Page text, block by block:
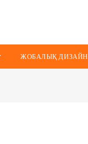
ЖОБАЛЫҚ ДИЗАЙН